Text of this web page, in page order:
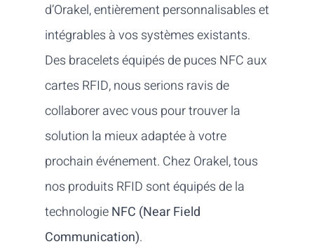
d’Orakel, entièrement personnalisables et
intégrables à vos systèmes existants.
Des bracelets équipés de puces NFC aux
cartes RFID, nous serions ravis de
collaborer avec vous pour trouver la
solution la mieux adaptée à votre
prochain événement. Chez Orakel, tous
nos produits RFID sont équipés de la
technologieNFC (Near Field
Communication).